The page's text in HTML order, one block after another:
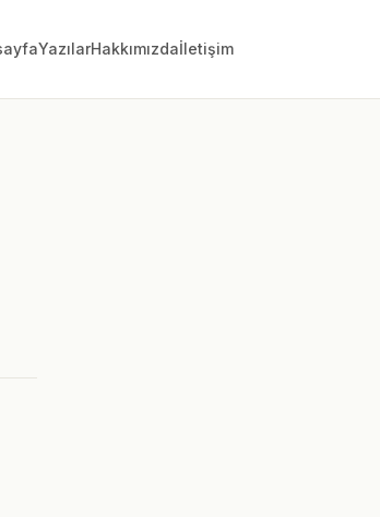
YazılarHakkımızdaİletişim